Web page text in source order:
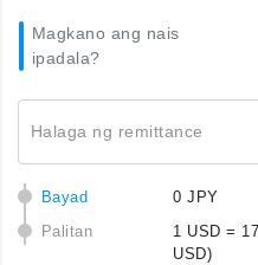
Magkano ang nais
ipadala?
Halaga ng remittance
Bayad
0 JPY
Palitan
1 USD =
USD)